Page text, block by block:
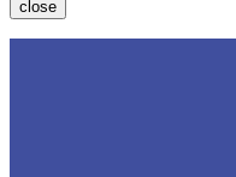
close